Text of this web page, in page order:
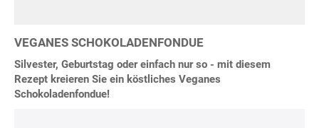
VEGANES SCHOKOLADENFONDUE
Silvester, Geburtstag oder einfach nur so - mit diesem
Rezept kreieren Sie ein köstliches Veganes
Schokoladenfondue!